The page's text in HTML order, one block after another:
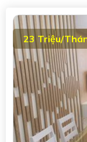
23 Triệu/